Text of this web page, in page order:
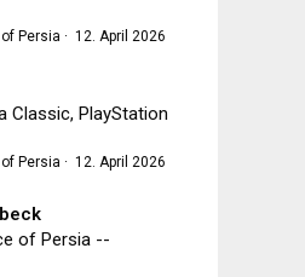
Persia · 12. April 2026
Classic, PlayStation
Persia · 12. April 2026
of Persia --